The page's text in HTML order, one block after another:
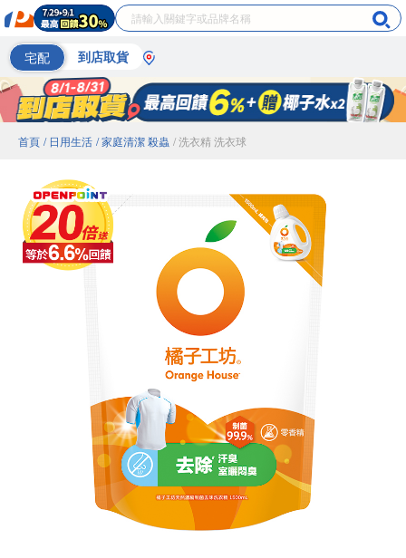
宅配 到店取貨
首頁 / 日用生活 / 家庭清潔 殺蟲 / 洗衣精 洗衣球